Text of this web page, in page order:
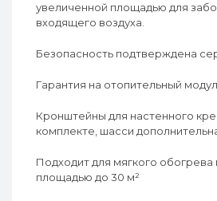
увеличенной площадью для
входящего воздуха.
Безопасность подтверждена
Гарантия на отопительный
Кронштейны для настенного
комплекте, шасси
Подходит для мягкого
площадью до 30 м²